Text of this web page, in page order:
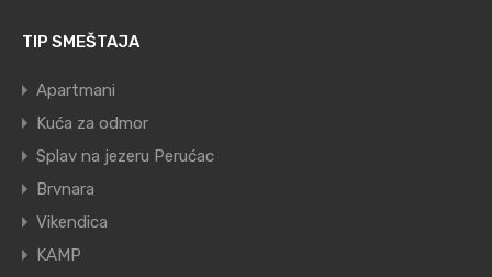
TIP SMEŠTAJA
Apartmani
Kuća za odmor
Splav na jezeru Perućac
Brvnara
Vikendica
KAMP